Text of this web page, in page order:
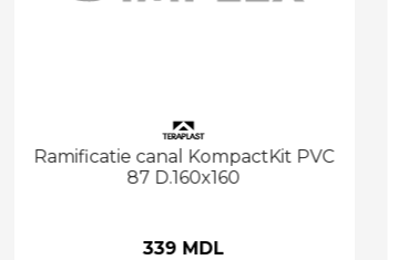
Ramificatie canal KompactKit PVC
87 D.160x160
339 MDL